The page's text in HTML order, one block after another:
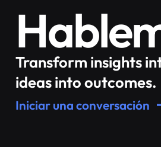
Transform insights
ideas into outcomes.
Iniciar una conversación